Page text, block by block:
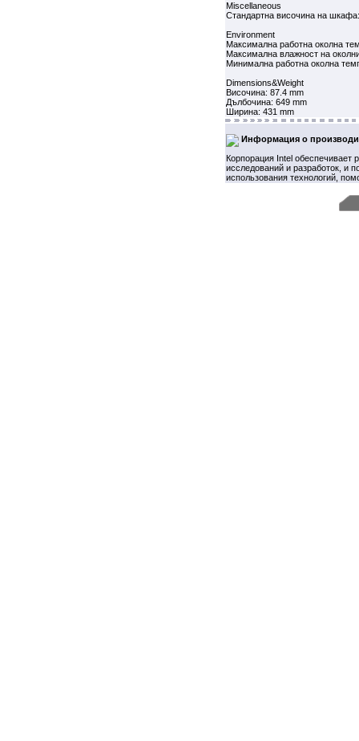
Miscellaneous
Стандартна височина на
Environment
Максимална работна околна
Максимална влажност на
Минимална работна околна
Dimensions&Weight
Височина: 87.4 mm
Дълбочина: 649 mm
Ширина: 431 mm
Информация о
Корпорация Intel обеспечивает
исследований и разработок, и
использования технологий,